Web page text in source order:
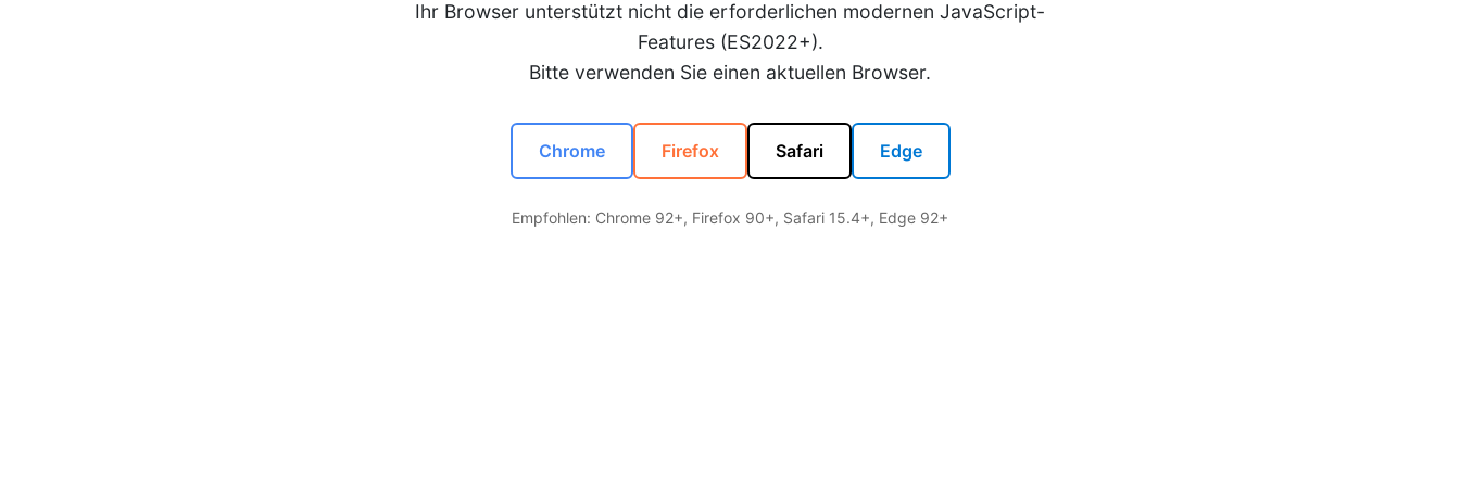
Ihr Browser unterstützt nicht die erforderlichen modernen JavaScript-
Features (ES2022+).
Bitte verwenden Sie einen aktuellen Browser.
Chrome Firefox Safari Edge
Empfohlen: Chrome 92+, Firefox 90+, Safari 15.4+, Edge 92+